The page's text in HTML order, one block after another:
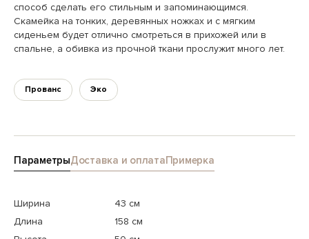
способ сделать его стильным и запоминающимся.
Скамейка на тонких, деревянных ножках и с мягким
сиденьем будет отлично смотреться в прихожей или в
спальне, а обивка из прочной ткани прослужит много лет.
Прованс Эко
ПараметрыДоставка и оплатаПримерка
Ширина
43 см
Длина
158 см